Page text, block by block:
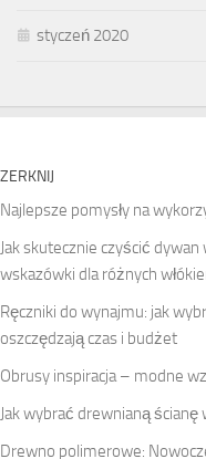
styczeń 2020
ZERKNIJ
Najlepsze pomysły na
Jak skutecznie czyścić
wskazówki dla różnych
Ręczniki do wynajmu: jak
oszczędzają czas i budżet
Obrusy inspiracja – modne
Jak wybrać drewnianą
Drewno polimerowe: